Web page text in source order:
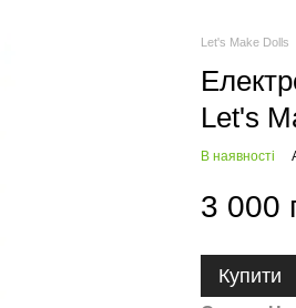
Let's Make Dolls
Let's
В наявності
3 000
Купити